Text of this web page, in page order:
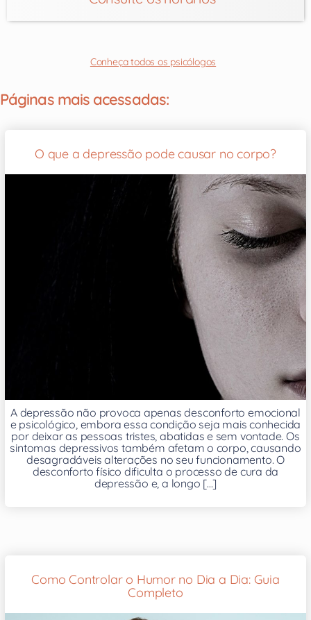
Conheça todos os psicólogos
Páginas mais acessadas:
O que a depressão pode causar no corpo?
A depressão não provoca apenas desconforto emocional
e psicológico, embora essa condição seja mais conhecida
por deixar as pessoas tristes, abatidas e sem vontade. Os
sintomas depressivos também afetam o corpo, causando
desagradáveis alterações no seu funcionamento. O
desconforto físico dificulta o processo de cura da
depressão e, a longo [...]
Como Controlar o Humor no Dia a Dia: Guia
Completo